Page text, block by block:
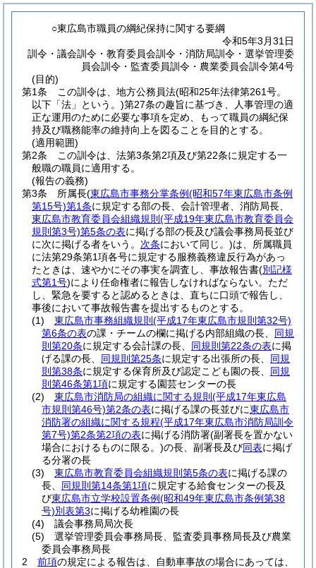
○東広島市職員の綱紀保持に関する要綱
令和5年3月31日
訓令・議会訓令・教育委員会訓令・消防局訓令・選挙管理委
員会訓令・監査委員訓令・農業委員会訓令第4号
(目的)
第1条
この訓令は、地方公務員法(昭和25年法律第261号。
以下「法」という。)第27条の趣旨に基づき、人事管理の適
正な運用のために必要な事項を定め、もって職員の綱紀保
持及び職務能率の維持向上を図ることを目的とする。
(適用範囲)
第2条
この訓令は、法第3条第2項及び第22条に規定する一
般職の職員に適用する。
(報告の義務)
第3条
所属長(東広島市事務分掌条例(昭和57年東広島市条例
第15号)第1条に規定する部の長、会計管理者、消防局長、
東広島市教育委員会組織規則 (平成19年東広島市教育委員会
規則第3号)第5条の表に掲げる部の長及び議会事務局長並び
に次に掲げる者をいう。 次条において同じ。)は、所属職員
に法第29条第1項各号に規定する服務義務違反行為があっ
たときは、速やかにその事実を調査し、事故報告書(別記様
式第1号)により任命権者に報告しなければならない。 ただ
し、緊急を要すると認めるときは、直ちに口頭で報告し、
事後において事故報告書を提出するものとする。
(1)
東広島市事務組織規則 (平成17年東広島市規則第32号)
第6条の表の課・チームの欄に掲げる内部組織の長、 同規
則第20条に規定する会計課の長、 同規則第22条の表に掲
げる課の長、 同規則第25条に規定する出張所の長、 同規
則第38条に規定する保育所及び認定こども園の長、 同規
則第46条第1項に規定する園芸センターの長
(2)
東広島市消防局の組織に関する規則 (平成17年東広島
市規則第46号)第2条の表に掲げる課の長並びに東広島市
消防署の組織に関する規程(平成17年東広島市消防局訓令
第7号)第2条第2項の表に掲げる消防署(副署長を置かない
場合におけるものに限る。)の長、副署長及び同表に掲げ
る分署の長
(3)
東広島市教育委員会組織規則第5条の表に掲げる課の
長、 同規則第14条第1項に規定する給食センターの長及
び東広島市立学校設置条例(昭和49年東広島市条例第38
号)別表第3に掲げる幼稚園の長
(4)
議会事務局局次長
(5)
選挙管理委員会事務局長、監査委員事務局長及び農業
委員会事務局長
2
前項の規定による報告は、自動車事故の場合にあっては、